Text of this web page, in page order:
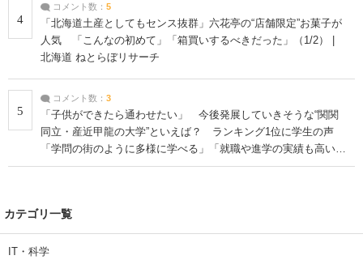
4
コメント数： 5
「北海道土産としてもセンス抜群」六花亭の“店舗限定”お菓子が
人気 「こんなの初めて」「箱買いするべきだった」（1/2） |
北海道 ねとらぼリサーチ
5
コメント数： 3
「子供ができたら通わせたい」 今後発展していきそうな“関関
同立・産近甲龍の大学”といえば？ ランキング1位に学生の声
「学問の街のように多様に学べる」「就職や進学の実績も高い」
| 大学 ねとらぼリサーチ
カテゴリ一覧
IT・科学